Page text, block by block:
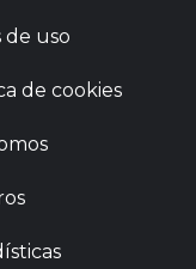
de uso
de cookies